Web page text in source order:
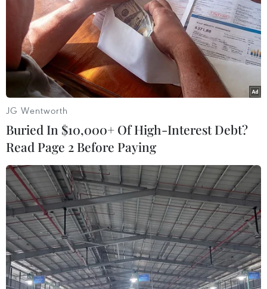
JG Wentworth
Buried In $10,000+ Of High-Interest Debt?
Read Page 2 Before Paying